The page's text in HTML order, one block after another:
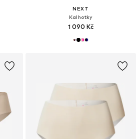
NEXT
Kalhotky
1 090 Kč